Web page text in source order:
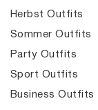
Herbst Outfits
Sommer Outfits
Party Outfits
Sport Outfits
Business Outfits